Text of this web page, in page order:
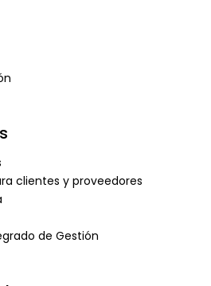
clientes y proveedores
de Gestión